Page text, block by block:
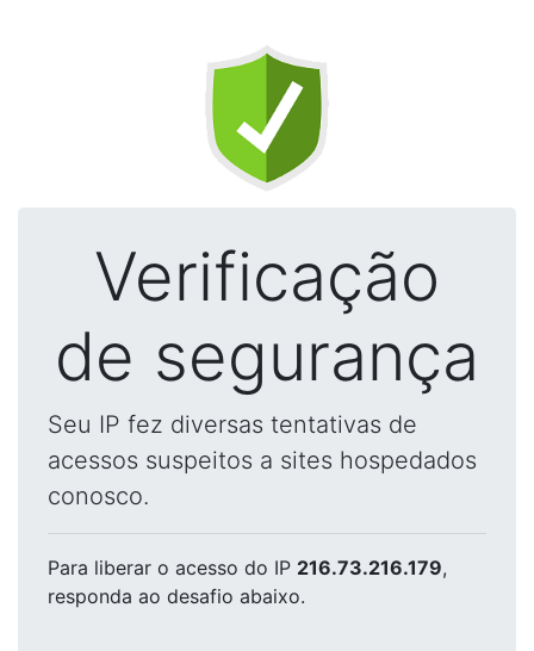
Verificação
de segurança
Seu IP fez diversas tentativas de
acessos suspeitos a sites hospedados
conosco.
Para liberar o acesso do IP 216.73.216.179,
responda ao desafio abaixo.